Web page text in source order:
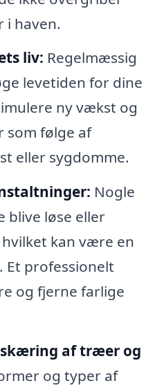
i haven.
liv: Regelmæssig
levetiden for dine
ny vækst og
som følge af
eller sygdomme.
Nogle
blive løse eller
kan være en
Et professionelt
og fjerne farlige
af træer og
og typer af